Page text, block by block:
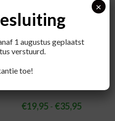
Magnesium
€19,95 - €35,95
1 augustus geplaatst
verstuurd.
toe!
×